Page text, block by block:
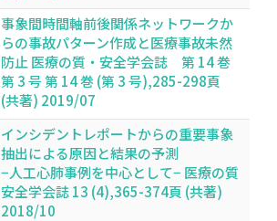
事象間時間軸前後関係ネットワークか
らの事故パターン作成と医療事故未然
防止 医療の質・安全学会誌 第 14 巻
第 3 号 第 14 巻 (第 3 号),285-298頁
(共著) 2019/07
インシデントレポートからの重要事象
抽出による原因と結果の予測
−人工心肺事例を中心として− 医療の質
安全学会誌 13 (4),365-374頁 (共著)
2018/10